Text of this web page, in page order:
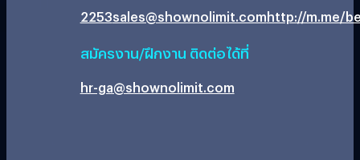
2253sales@shownolimit.comhttp://m.me/
สมัครงาน/ฝึกงาน ติดต่อได้ที่
hr-ga@shownolimit.com